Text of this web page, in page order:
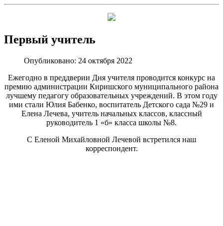
Первый учитель
Опубликовано: 24 октября 2022
Ежегодно в преддверии Дня учителя проводится конкурс на
премию администрации Киришского муниципального района
лучшему педагогу образовательных учреждений. В этом году
ими стали Юлия Бабенко, воспитатель Детского сада №29 и
Елена Лечева, учитель начальных классов, классный
руководитель 1 «б» класса школы №8.
С Еленой Михайловной Лечевой встретился наш
корреспондент.